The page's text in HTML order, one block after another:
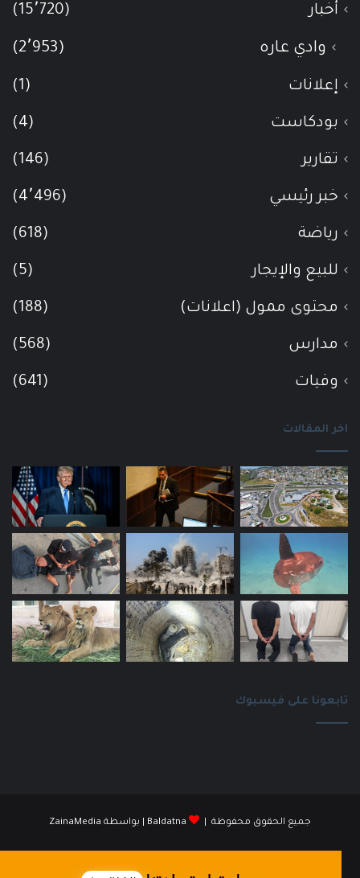
أخبار (15٬720)
وادي عاره (2٬953)
إعلانات (1)
بودكاست (4)
تقارير (146)
خبر رئيسي (4٬496)
رياضة (618)
للبيع والإيجار (5)
محتوى ممول (اعلانات) (188)
مدارس (568)
وفيات (641)
اخر المقالات
تابعونا على فيسبوك
جميع الحقوق محفوظة | Baldatna | بواسطة ZainaMedia